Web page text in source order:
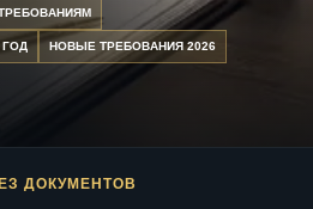
ГОД НОВЫЕ ТРЕБОВАНИЯ 2026
ДОКУМЕНТОВ